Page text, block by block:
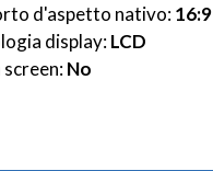
d'aspetto nativo: 16:9
display: LCD
screen: No